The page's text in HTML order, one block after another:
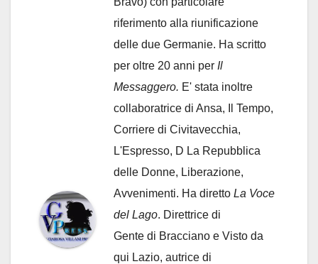
riferimento alla riunificazione
delle due Germanie. Ha scritto
per oltre 20 anni per Il
Messaggero. E' stata inoltre
collaboratrice di Ansa, Il Tempo,
Corriere di Civitavecchia,
L'Espresso, D La Repubblica
delle Donne, Liberazione,
Avvenimenti. Ha diretto La Voce
del Lago. Direttrice di
Gente di Bracciano e Visto da
qui Lazio, autrice di